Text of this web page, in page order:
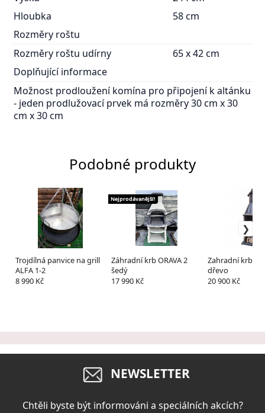
Hloubka
58 cm
Rozměry roštu
Rozměry roštu udírny
65 x 42 cm
Doplňující informace
Možnost prodloužení komína pro připojení k altánku
- jeden prodlužovací prvek má rozměry 30 cm x 30
cm x 30 cm
Podobné produkty
Trojdílná panvice na grill
ALFA 1-2
8 990 Kč
Záhradní krb ORAVA 2
šedý
Nejprodávanější!
17 990 Kč
Zahradní krb
dřevo
20 900 Kč
NEWSLETTER
Chtěli byste být informováni a speciálních akcích?